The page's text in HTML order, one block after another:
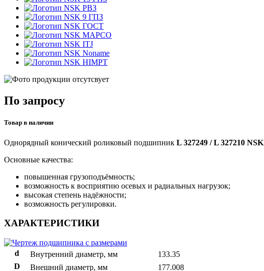
РВЗ
9 ГПЗ
ГОСТ
MAPCO
ITJ
Noname
HIMPT
По запросу
Товар в наличии
Однорядный конический роликовый подшипник L 327249 / L 327210 NSK
Основные качества:
повышенная грузоподъёмность;
возможность к восприятию осевых и радиальных нагрузок;
высокая степень надёжности;
возможность регулировки.
ХАРАКТЕРИСТИКИ
d Внутренний диаметр, мм
133.35
D
Внешний диаметр, мм 177.008